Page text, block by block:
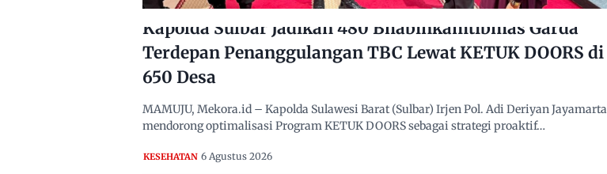
Kapolda Sulbar Jadikan 480 Bhabinkamtibmas Garda
Terdepan Penanggulangan TBC Lewat KETUK DOORS di
650 Desa
MAMUJU, Mekora.id – Kapolda Sulawesi Barat (Sulbar) Irjen Pol. Adi Deriyan Jayamarta
mendorong optimalisasi Program KETUK DOORS sebagai strategi proaktif…
KESEHATAN 6 Agustus 2026